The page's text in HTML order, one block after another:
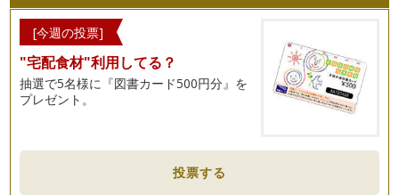
ベジタブルカービングで食卓を華やかに☆
ベジタブルカービングとは、タイの伝統工芸。 小さなナイフ
一本で、作り上げていくその…
旬のうるいで美肌美人に！
うるい（おおばきぼうし）をご存じでしょうか？ 写真左が、
うるい（おおばきぼうし）で…
キッズクッキング！春野菜でひなまつりパーティー！
「ひなまつり」は、女の子のすこやかな成長を祈る節句の年中
[今週の投票]
"宅配食材"利用してる？
抽選で5名様に『図書カード500円分』を
プレゼント。
投票する